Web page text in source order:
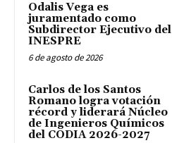
Odalis Vega es
juramentado como
Subdirector Ejecutivo del
INESPRE
6 de agosto de 2026
Carlos de los Santos
Romano logra votación
récord y liderará Núcleo
de Ingenieros Químicos
del CODIA 2026-2027